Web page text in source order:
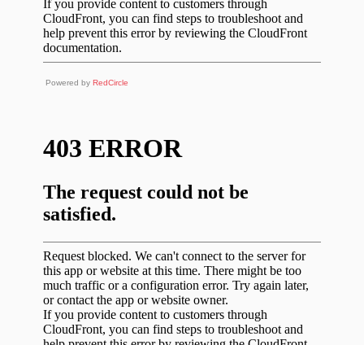
Powered by RedCircle